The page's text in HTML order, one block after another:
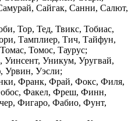
Сайгак, Санни, Салют,
Тор, Тед, Твикс, Тобиас,
Тамплиер, Тич, Тайфун,
Томос, Таурус;
Уникум, Уругвай,
Урвин, Уэсли;
Франк, Фрай, Фокс, Филя,
Факел, Фреш, Финн,
Фигаро, Фабио, Фунт,